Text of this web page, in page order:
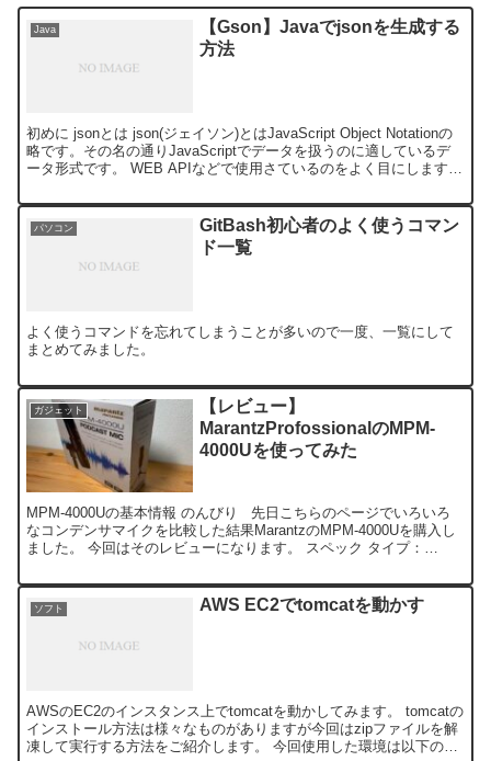
Java
【Gson】Javaでjsonを生成する
方法
初めに jsonとは json(ジェイソン)とはJavaScript Object Notationの
略です。その名の通りJavaScriptでデータを扱うのに適しているデ
ータ形式です。 WEB APIなどで使用さているのをよく目にします
パソコン
GitBash初心者のよく使うコマン
ド一覧
よく使うコマンドを忘れてしまうことが多いので一度、一覧にして
まとめてみました。
ガジェット
【レビュー】
MarantzProfossionalのMPM-
4000Uを使ってみた
MPM-4000Uの基本情報 のんびり 先日こちらのページでいろいろ
なコンデンサマイクを比較した結果MarantzのMPM-4000Uを購入し
ました。 今回はそのレビューになります。 スペック タイプ：
ソフト AWS EC2でtomcatを動かす
AWSのEC2のインスタンス上でtomcatを動かしてみます。 tomcatの
インストール方法は様々なものがありますが今回はzipファイルを解
凍して実行する方法をご紹介します。 今回使用した環境は以下のと